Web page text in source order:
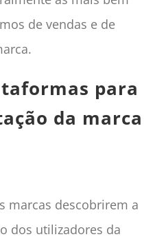
de vendas e de
para
da marca
marcas descobrirem a
dos utilizadores da